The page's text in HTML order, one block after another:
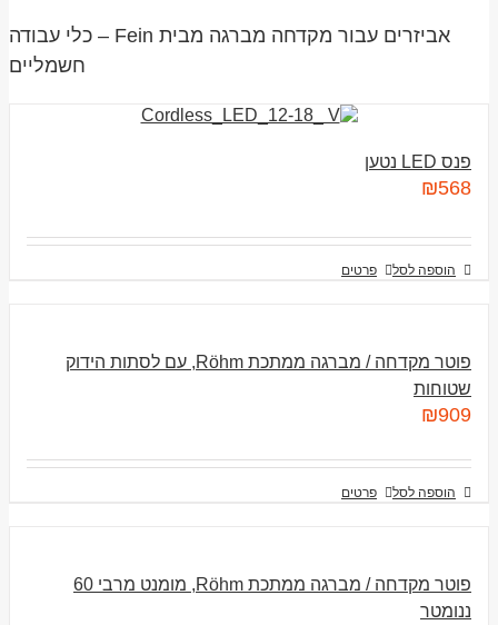
אביזרים עבור מקדחה מברגה מבית Fein – כלי עבודה
חשמליים
פנס LED נטען
₪568
הוספה לסל פרטים
פוטר מקדחה / מברגה ממתכת Röhm, עם לסתות הידוק
שטוחות
₪909
הוספה לסל פרטים
פוטר מקדחה / מברגה ממתכת Röhm, מומנט מרבי 60
ננומטר